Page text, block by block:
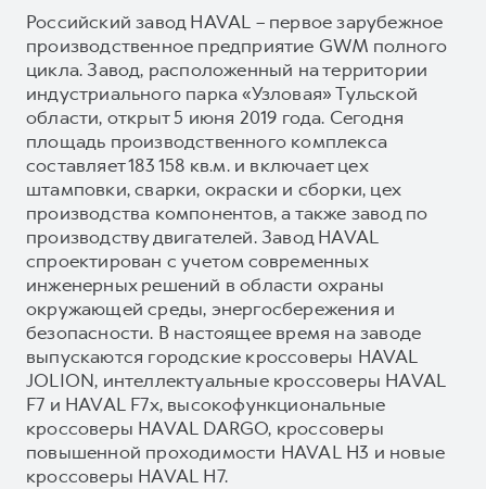
Российский завод HAVAL – первое зарубежное
производственное предприятие GWM полного
цикла. Завод, расположенный на территории
индустриального парка «Узловая» Тульской
области, открыт 5 июня 2019 года. Сегодня
площадь производственного комплекса
составляет 183 158 кв.м. и включает цех
штамповки, сварки, окраски и сборки, цех
производства компонентов, а также завод по
производству двигателей. Завод HAVAL
спроектирован с учетом современных
инженерных решений в области охраны
окружающей среды, энергосбережения и
безопасности. В настоящее время на заводе
выпускаются городские кроссоверы HAVAL
JOLION, интеллектуальные кроссоверы HAVAL
F7 и HAVAL F7x, высокофункциональные
кроссоверы HAVAL DARGO, кроссоверы
повышенной проходимости HAVAL H3 и новые
кроссоверы HAVAL H7.